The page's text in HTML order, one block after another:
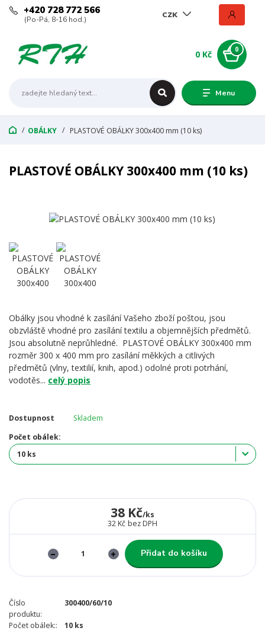
Menu
CZK
+420 728 772 566
(Po-Pá, 8-16 hod.)
0
0 Kč
OBÁLKY PLASTOVÉ OBÁLKY 300x400 mm (10 ks)
PLASTOVÉ OBÁLKY 300x400 mm (10 ks)
Obálky jsou vhodné k zasílání Vašeho zboží poštou, jsou
obzvláště vhodné pro zasílání textilu a objemnějších předmětů.
Jsou absolutně neprůhledné. PLASTOVÉ OBÁLKY 300x400 mm
rozměr 300 x 400 mm pro zasílání měkkých a citlivých
předmětů (vlny, textilií, knih, apod.) odolné proti potrhání,
vodotěs... celý popis
Dostupnost
Skladem
Počet obálek:
38 Kč/ks
32 Kč bez DPH
Přidat do košíku
Číslo
produktu:
300400/60/10
Počet obálek:: 10 ks